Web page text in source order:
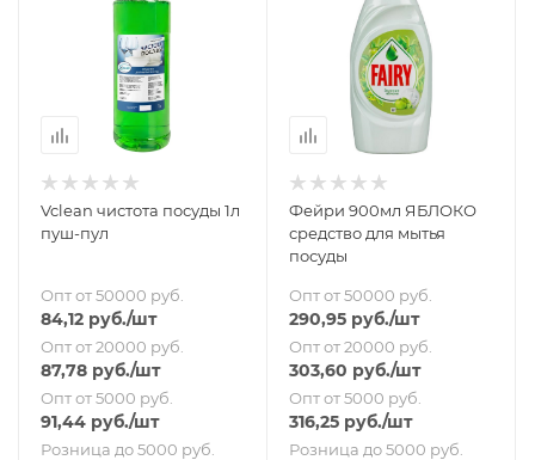
Vclean чистота посуды 1л
пуш-пул
Опт от 50000 руб.
84,12 руб./шт
Опт от 20000 руб.
87,78 руб./шт
Опт от 5000 руб.
91,44 руб./шт
Розница до 5000 руб.
Фейри 900мл ЯБЛОКО
средство для мытья
посуды
Опт от 50000 руб.
290,95 руб./шт
Опт от 20000 руб.
303,60 руб./шт
Опт от 5000 руб.
316,25 руб./шт
Розница до 5000 руб.